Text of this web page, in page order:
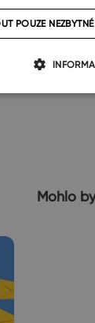
Mohlo
POUZE NEZBYTNÉ